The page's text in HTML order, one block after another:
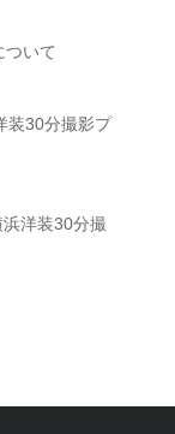
ついて
装30分撮影プ
洋装30分撮